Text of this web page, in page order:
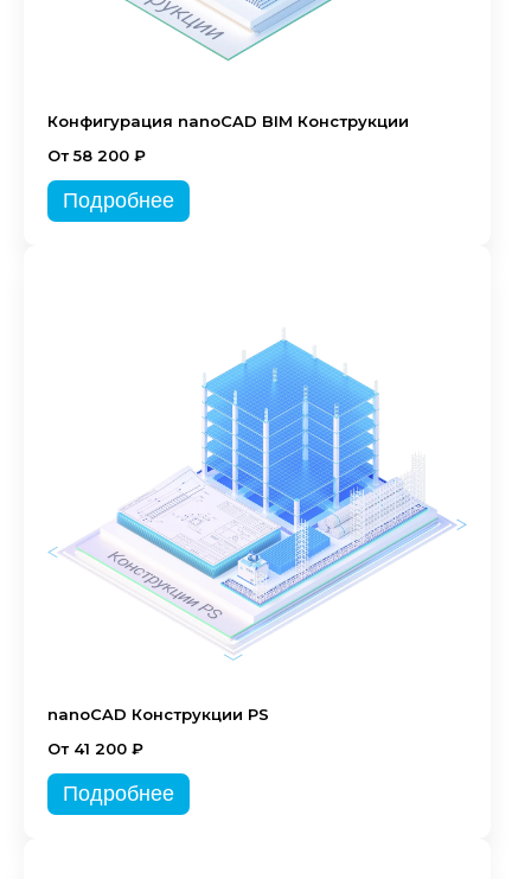
Конфигурация nanoCAD BIM Конструкции
От 58 200 ₽
Подробнее
nanoCAD Конструкции PS
От 41 200 ₽
Подробнее